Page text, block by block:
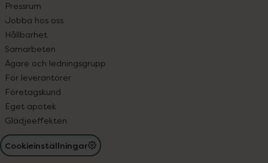
Pressrum
Jobba hos oss
Hållbarhet
Samarbeten
Ägare och ledningsgrupp
För leverantörer
Företagskund
Eget apotek
Glädjeeffekten
Cookieinställningar